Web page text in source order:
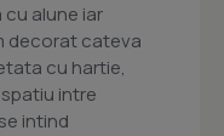
alune iar
decorat cateva
cu hartie,
intre
intind